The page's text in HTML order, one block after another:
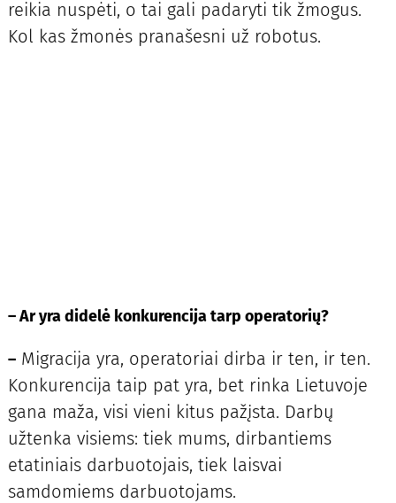
reikia nuspėti, o tai gali padaryti tik žmogus.
Kol kas žmonės pranašesni už robotus.
–Ar yra didelė konkurencija tarp operatorių?
–Migracija yra, operatoriai dirba ir ten, ir ten.
Konkurencija taip pat yra, bet rinka Lietuvoje
gana maža, visi vieni kitus pažįsta. Darbų
užtenka visiems: tiek mums, dirbantiems
etatiniais darbuotojais, tiek laisvai
samdomiems darbuotojams.